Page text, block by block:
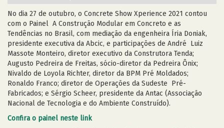
No dia 27 de outubro, o Concrete Show Xperience 2021 contou
com o Painel A Construção Modular em Concreto e as
Tendências no Brasil, com mediação da engenheira Íria Doniak,
presidente executiva da Abcic, e participações de André Luiz
Massote Monteiro, diretor executivo da Construtora Tenda;
Augusto Pedreira de Freitas, sócio-diretor da Pedreira Ônix;
Nivaldo de Loyola Richter, diretor da BPM Pré Moldados;
Ronaldo Franco; diretor de Operações da Sudeste Pré-
Fabricados; e Sérgio Scheer, presidente da Antac (Associação
Nacional de Tecnologia e do Ambiente Construído).
Confira o painel neste link